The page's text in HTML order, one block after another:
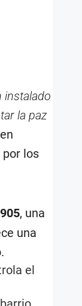
instalado
la paz
por los
, una
una
el